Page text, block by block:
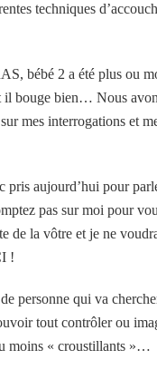
techniques
bébé 2 a été plus ou
bouge bien… Nous
mes interrogations et
pris aujourd’hui pour
pas sur moi pour
de la vôtre et je ne
!
personne qui va
tout contrôler ou
moins « croustillants »…